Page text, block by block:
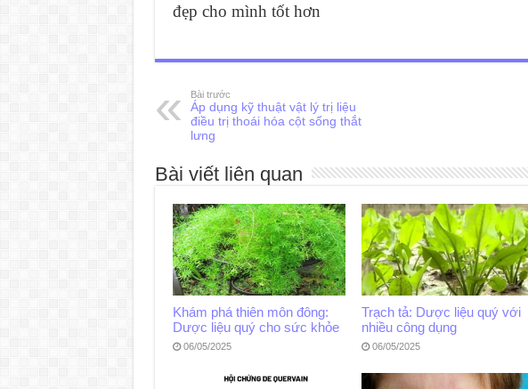
đẹp cho mình tốt hơn
Bài trước
Áp dụng kỹ thuật vật lý trị liệu
điều trị thoái hóa cột sống thắt
lưng
Bài viết liên quan
Khám phá thiên môn đông:
Dược liệu quý cho sức khỏe
06/05/2025
Trạch tả: Dược liệu quý với
nhiều công dụng
06/05/2025